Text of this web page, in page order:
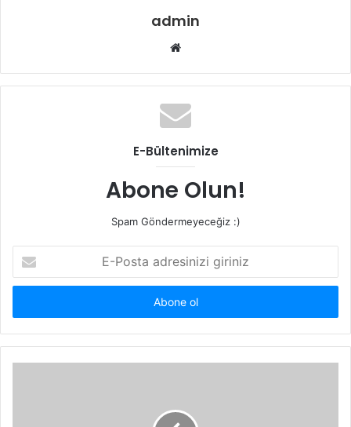
admin
Web
E-Bültenimize
Abone Olun!
Spam Göndermeyeceğiz :)
Posta
adresinizi